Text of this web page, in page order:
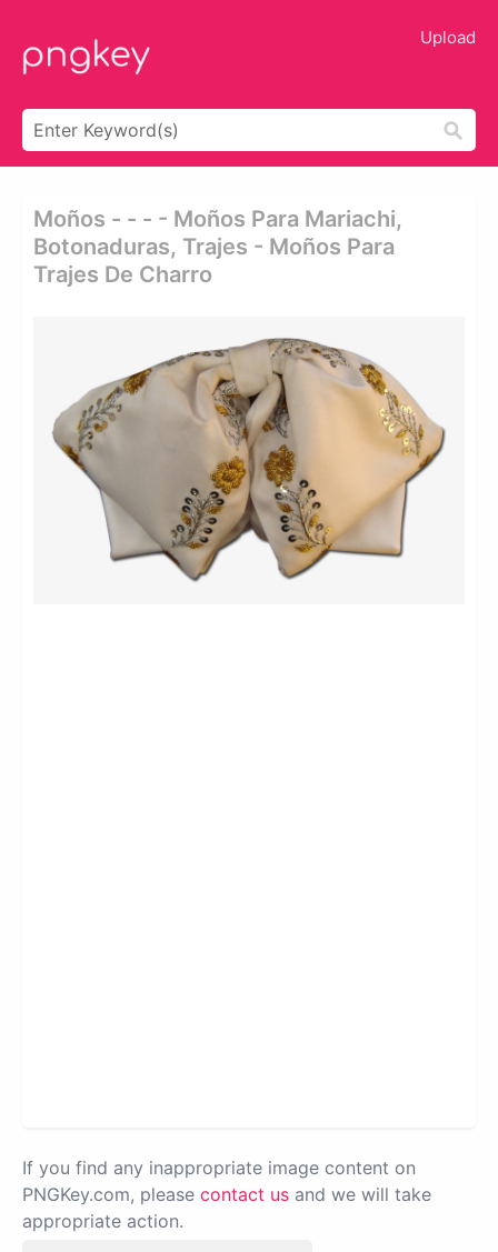
Upload
Moños - - - - Moños Para Mariachi,
Botonaduras, Trajes - Moños Para
Trajes De Charro
If you find any inappropriate image content on
PNGKey.com, please contact us and we will take
appropriate action.